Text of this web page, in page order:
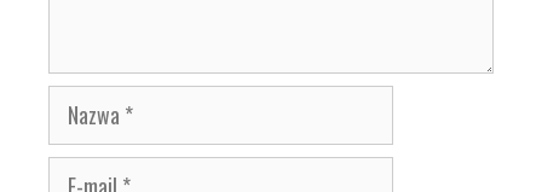
Nazwa
E-